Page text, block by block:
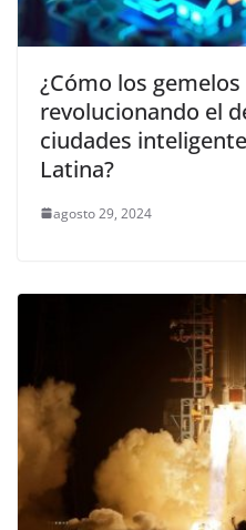
¿Cómo los
revolucionando el
ciudades
Latina?
agosto 29, 2024